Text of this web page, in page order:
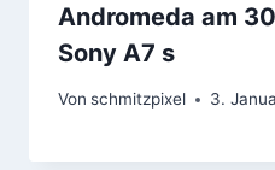
Andromeda am
Sony A7 s
Von schmitzpixel 3.